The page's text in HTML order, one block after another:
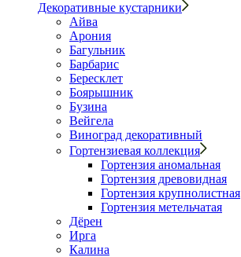
Декоративные кустарники
Айва
Арония
Багульник
Барбарис
Бересклет
Боярышник
Бузина
Вейгела
Виноград декоративный
Гортензиевая коллекция
Гортензия аномальная
Гортензия древовидная
Гортензия крупнолистная
Гортензия метельчатая
Дёрен
Ирга
Калина